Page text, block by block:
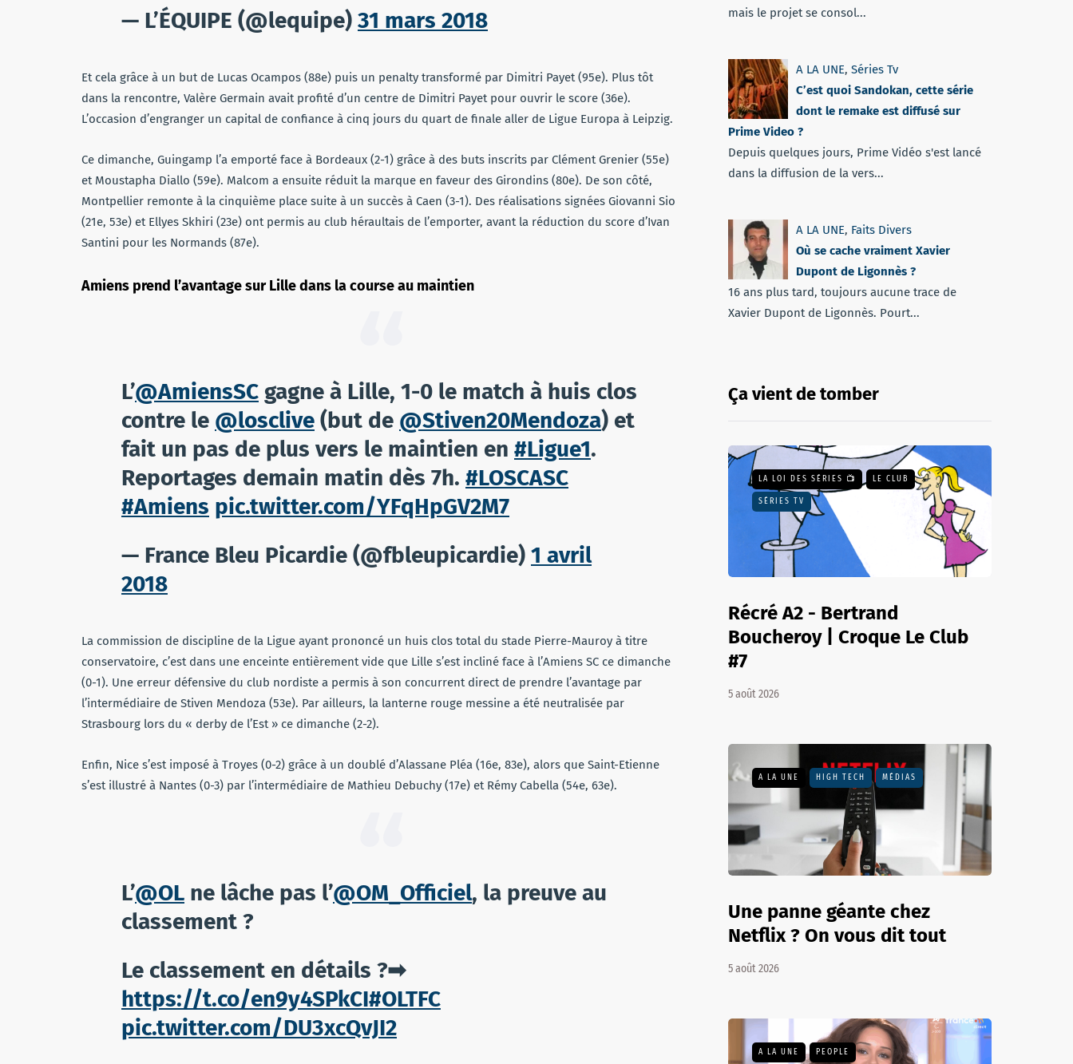
— L’ÉQUIPE (@lequipe) 31 mars 2018
Et cela grâce à un but de Lucas Ocampos (88e) puis un penalty transformé par Dimitri Payet (95e). Plus tôt
dans la rencontre, Valère Germain avait profité d’un centre de Dimitri Payet pour ouvrir le score (36e).
L’occasion d’engranger un capital de confiance à cinq jours du quart de finale aller de Ligue Europa à Leipzig.
Ce dimanche, Guingamp l’a emporté face à Bordeaux (2-1) grâce à des buts inscrits par Clément Grenier (55e)
et Moustapha Diallo (59e). Malcom a ensuite réduit la marque en faveur des Girondins (80e). De son côté,
Montpellier remonte à la cinquième place suite à un succès à Caen (3-1). Des réalisations signées Giovanni Sio
(21e, 53e) et Ellyes Skhiri (23e) ont permis au club héraultais de l’emporter, avant la réduction du score d’Ivan
Santini pour les Normands (87e).
Amiens prend l’avantage sur Lille dans la course au maintien
L’@AmiensSC gagne à Lille, 1-0 le match à huis clos
contre le @losclive (but de @Stiven20Mendoza) et
fait un pas de plus vers le maintien en #Ligue1.
Reportages demain matin dès 7h. #LOSCASC
#Amiens pic.twitter.com/YFqHpGV2M7
— France Bleu Picardie (@fbleupicardie) 1 avril
2018
La commission de discipline de la Ligue ayant prononcé un huis clos total du stade Pierre-Mauroy à titre
conservatoire, c’est dans une enceinte entièrement vide que Lille s’est incliné face à l’Amiens SC ce dimanche
(0-1). Une erreur défensive du club nordiste a permis à son concurrent direct de prendre l’avantage par
l’intermédiaire de Stiven Mendoza (53e). Par ailleurs, la lanterne rouge messine a été neutralisée par
Strasbourg lors du « derby de l’Est » ce dimanche (2-2).
Enfin, Nice s’est imposé à Troyes (0-2) grâce à un doublé d’Alassane Pléa (16e, 83e), alors que Saint-Etienne
s’est illustré à Nantes (0-3) par l’intermédiaire de Mathieu Debuchy (17e) et Rémy Cabella (54e, 63e).
L’@OL ne lâche pas l’@OM_Officiel, la preuve au
classement ?
Le classement en détails ?➡
https://t.co/en9y4SPkCI#OLTFC
pic.twitter.com/DU3xcQvJI2
mais le projet se consol...
A LA UNE, Séries Tv
C’est quoi Sandokan, cette série
dont le remake est diffusé sur
Prime Video ?
Depuis quelques jours, Prime Vidéo s'est lancé
dans la diffusion de la vers...
A LA UNE, Faits Divers
Où se cache vraiment Xavier
Dupont de Ligonnès ?
16 ans plus tard, toujours aucune trace de
Xavier Dupont de Ligonnès. Pourt...
Ça vient de tomber
LA LOI DES SÉRIES 📺 LE CLUB
SÉRIES TV
Récré A2 - Bertrand
Boucheroy | Croque Le Club
#7
5 août 2026
A LA UNE HIGH TECH MÉDIAS
Une panne géante chez
Netflix ? On vous dit tout
5 août 2026
A LA UNE PEOPLE